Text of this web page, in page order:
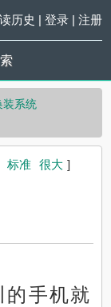
历史 | 登录| 注册
装系统
标准 很大 ]
的手机就